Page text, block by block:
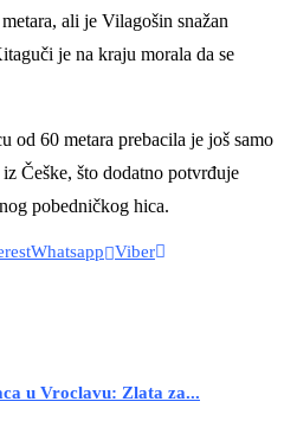
ali je Vilagošin snažan
je na kraju morala da se
od 60 metara prebacila je još samo
iz Češke, što dodatno potvrđuje
pobedničkog hica.
Whatsapp Viber
u Vroclavu: Zlata za...